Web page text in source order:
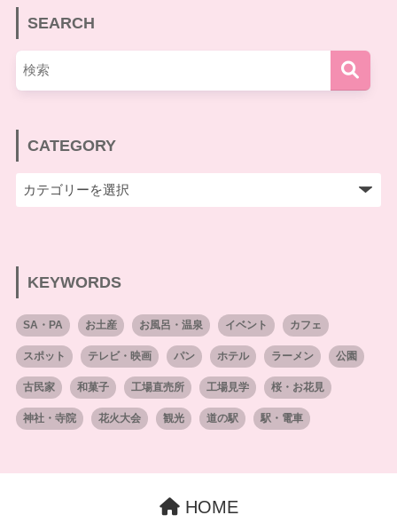
SEARCH
CATEGORY
KEYWORDS
SA・PA お土産 お風呂・温泉 イベント カフェ
スポット テレビ・映画 パン ホテル ラーメン 公園
古民家 和菓子 工場直売所 工場見学 桜・お花見
神社・寺院 花火大会 観光 道の駅 駅・電車
HOME